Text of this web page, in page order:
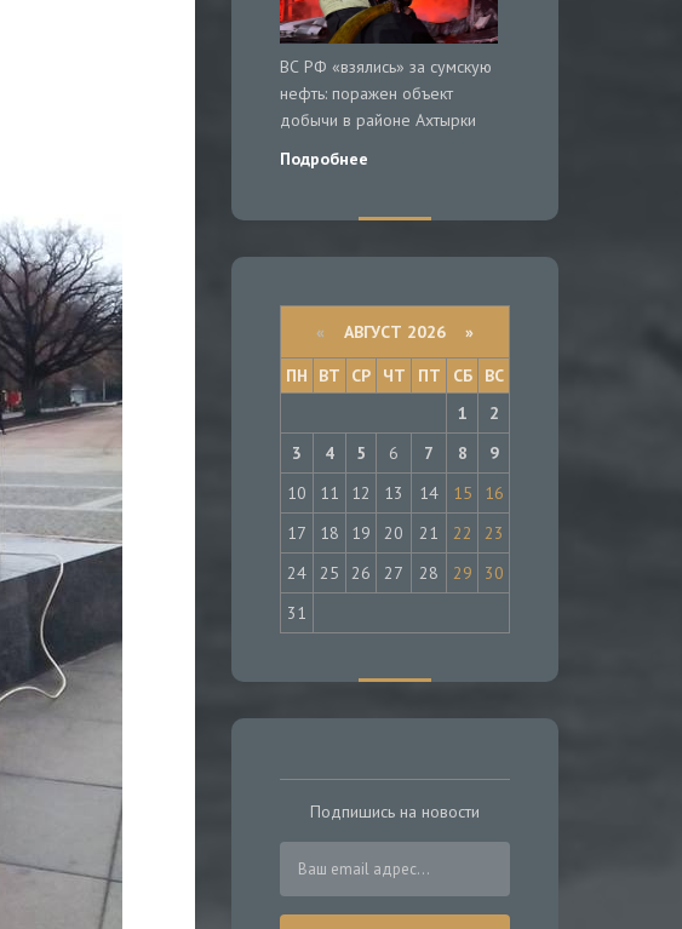
ВС РФ «взялись» за сумскую
нефть: поражен объект
добычи в районе Ахтырки
Подробнее
« АВГУСТ 2026 »
ПН
ВТ СР ЧТ ПТ СБ
ВС
1
2
3
4 5 6 7 8
9
10
11 12 13 14 15
16
17
18 19 20 21 22
23
24
25 26 27 28 29
30
31
Подпишись на новости